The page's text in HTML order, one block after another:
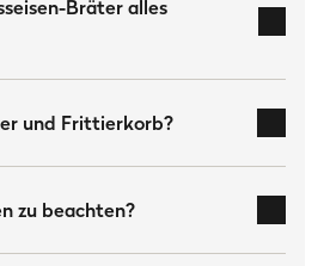
Bräter alles
Schmoren:
und Frittierkorb?
zu beachten?